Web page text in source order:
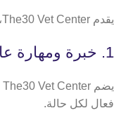
يقدم The30 Vet Center، كأحد
1. خبرة ومهارة عالية
يضم The30 Vet Center
فعال لكل حالة.